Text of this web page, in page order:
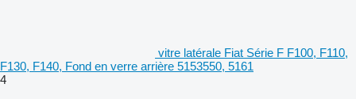
vitre latérale Fiat Série F F100, F110,
F130, F140, Fond en verre arrière 5153550, 5161
4